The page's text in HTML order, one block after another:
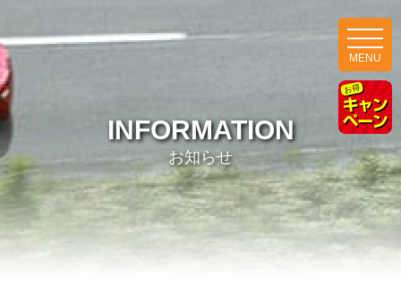
MENU
INFORMATION
お知らせ